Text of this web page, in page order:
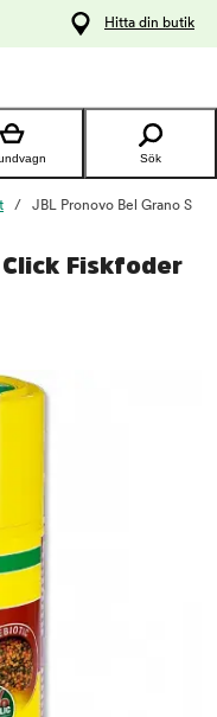
Hitta din butik
Sök
JBL Pronovo Bel Grano S
Click Fiskfoder